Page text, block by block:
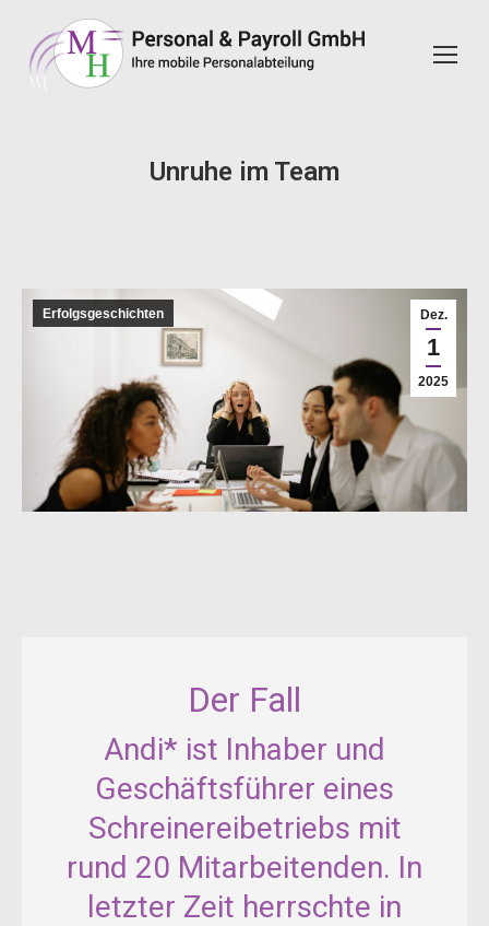
Unruhe im Team
Dez.
1
2025
Erfolgsgeschichten
Der Fall
Andi* ist Inhaber und
Geschäftsführer eines
Schreinereibetriebs mit
rund 20 Mitarbeitenden. In
letzter Zeit herrschte in